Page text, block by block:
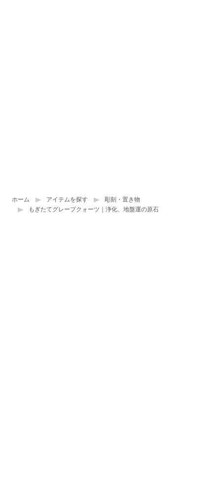
ホーム アイテムを探す
彫刻・置き物
もぎたてグレープクォーツ｜浄化、地盤運の原石